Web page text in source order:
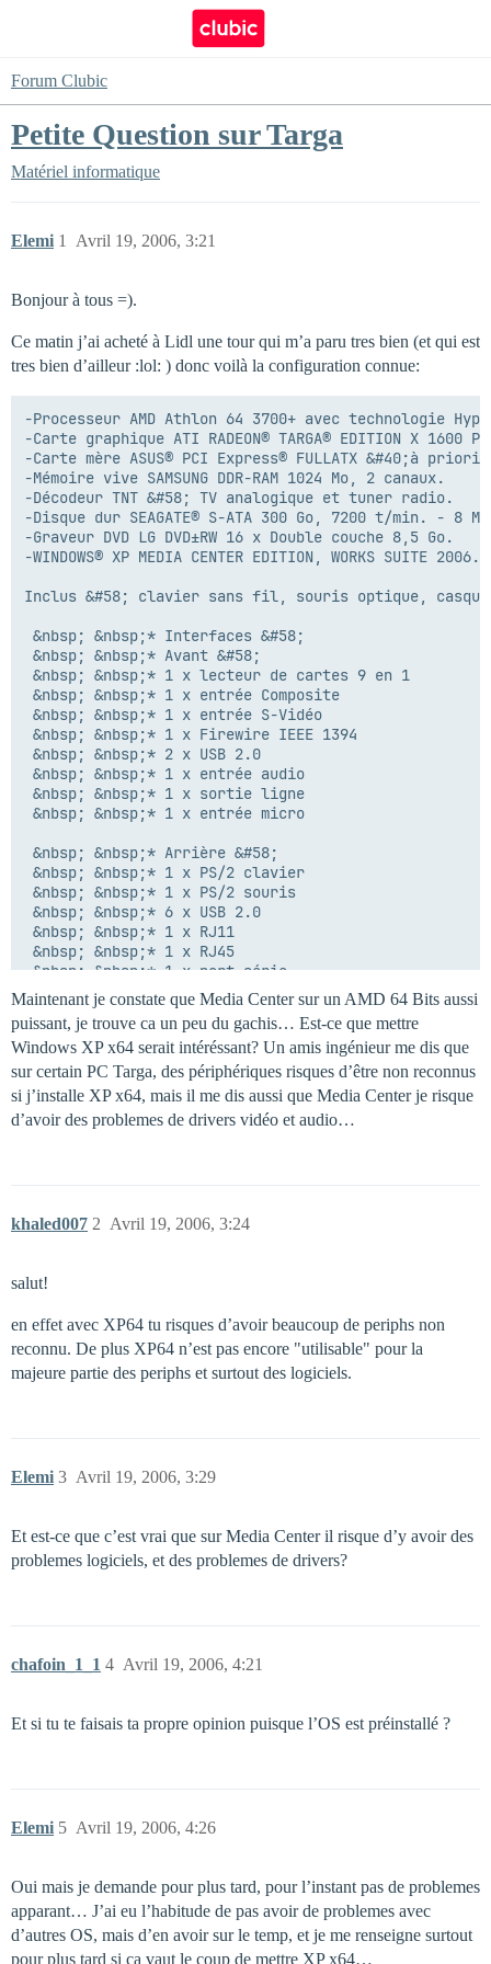
Forum Clubic
Petite Question sur Targa
Matériel informatique
Elemi Avril 19, 2006, 3:21
1
Bonjour à tous =).
Ce matin j’ai acheté à Lidl une tour qui m’a paru tres bien (et qui est
tres bien d’ailleur :lol: ) donc voilà la configuration connue:
-Processeur AMD Athlon 64 3700+ avec technologie
-Carte graphique ATI RADEON® TARGA® EDITION X 1600
-Carte mère ASUS® PCI Express® FULLATX &#40;à
-Mémoire vive SAMSUNG DDR-RAM 1024 Mo, 2 canaux.
-Décodeur TNT &#58; TV analogique et tuner radio.
-Disque dur SEAGATE® S-ATA 300 Go, 7200 t/min. - 8
-Graveur DVD LG DVD±RW 16 x Double couche 8,5 Go.
-WINDOWS® XP MEDIA CENTER EDITION, WORKS SUITE 2006.
Inclus &#58; clavier sans fil, souris optique, casque
&nbsp; &nbsp;* Interfaces &#58;
&nbsp; &nbsp;* Avant &#58;
&nbsp; &nbsp;* 1 x lecteur de cartes 9 en 1
&nbsp; &nbsp;* 1 x entrée Composite
&nbsp; &nbsp;* 1 x entrée S-Vidéo
&nbsp; &nbsp;* 1 x Firewire IEEE 1394
&nbsp; &nbsp;* 2 x USB 2.0
&nbsp; &nbsp;* 1 x entrée audio
&nbsp; &nbsp;* 1 x sortie ligne
&nbsp; &nbsp;* 1 x entrée micro
&nbsp; &nbsp;* Arrière &#58;
&nbsp; &nbsp;* 1 x PS/2 clavier
&nbsp; &nbsp;* 1 x PS/2 souris
&nbsp; &nbsp;* 6 x USB 2.0
&nbsp; &nbsp;* 1 x RJ11
&nbsp; &nbsp;* 1 x RJ45
&nbsp; &nbsp;* 1 x port série
&nbsp; &nbsp;* 1 x port parallèle
&nbsp; &nbsp;* 4 x sortie audio &#40;AC97 8
&nbsp; &nbsp;* 1 x sortie numérique SPDIF
&nbsp; &nbsp;* 1 x sortie SPDIF &#40; optique&#41;
&nbsp; &nbsp;* 1 x entrée ligne
&nbsp; &nbsp;* 1 x entrée micro
&nbsp; &nbsp;* 1 x VGA
&nbsp; &nbsp;* 1 x DVI-I
&nbsp; &nbsp;* 1 x Firewire IEE 1394
&nbsp; &nbsp;* 1 x entrée antenne FM
&nbsp; &nbsp;* Pack logiciel ultra complet &#58;
&nbsp; &nbsp;* Microsoft® Works Suite 2006® OEM
&nbsp; &nbsp;* [NERO](http://www.clubic.com/
&nbsp; &nbsp;* Cyberlink PowerDirector  4 OEM
&nbsp; &nbsp;* eTrust7 antivirus OEM &#40;avec 90
&nbsp; &nbsp;* Jeux &#58; Microsoft® Age of
Maintenant je constate que Media Center sur un AMD 64 Bits aussi
puissant, je trouve ca un peu du gachis… Est-ce que mettre
Windows XP x64 serait intéréssant? Un amis ingénieur me dis que
sur certain PC Targa, des périphériques risques d’être non reconnus
si j’installe XP x64, mais il me dis aussi que Media Center je risque
d’avoir des problemes de drivers vidéo et audio…
khaled007 Avril 19, 2006, 3:24
2
salut!
en effet avec XP64 tu risques d’avoir beaucoup de periphs non
reconnu. De plus XP64 n’est pas encore "utilisable" pour la
majeure partie des periphs et surtout des logiciels.
Elemi Avril 19, 2006, 3:29
3
Et est-ce que c’est vrai que sur Media Center il risque d’y avoir des
problemes logiciels, et des problemes de drivers?
chafoin_1_1 Avril 19, 2006, 4:21
4
Et si tu te faisais ta propre opinion puisque l’OS est préinstallé ?
Elemi Avril 19, 2006, 4:26
5
Oui mais je demande pour plus tard, pour l’instant pas de problemes
apparant… J’ai eu l’habitude de pas avoir de problemes avec
d’autres OS, mais d’en avoir sur le temp, et je me renseigne surtout
pour plus tard si ca vaut le coup de mettre XP x64…